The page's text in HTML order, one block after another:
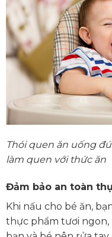
Thói quen ăn uống
làm quen với thức ăn
Đảm bảo an toàn
Khi nấu cho bé ăn,
thực phẩm tươi ngon,